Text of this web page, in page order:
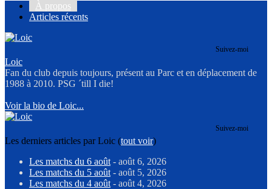
À propos
Articles récents
Suivez-moi
Loic
Fan du club depuis toujours, présent au Parc et en déplacement de
1988 à 2010. PSG ´till I die!
Voir la bio de Loic...
Suivez-moi
Les derniers articles par Loic (tout voir)
Les matchs du 6 août - août 6, 2026
Les matchs du 5 août - août 5, 2026
Les matchs du 4 août - août 4, 2026